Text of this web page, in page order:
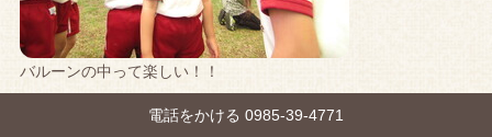
バルーンの中って楽しい！！
電話をかける 0985-39-4771